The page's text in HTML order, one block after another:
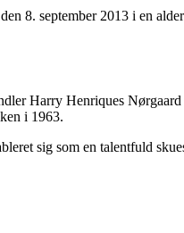
8. september 2013 i en
Harry Henriques
i 1963.
sig som en talentfuld